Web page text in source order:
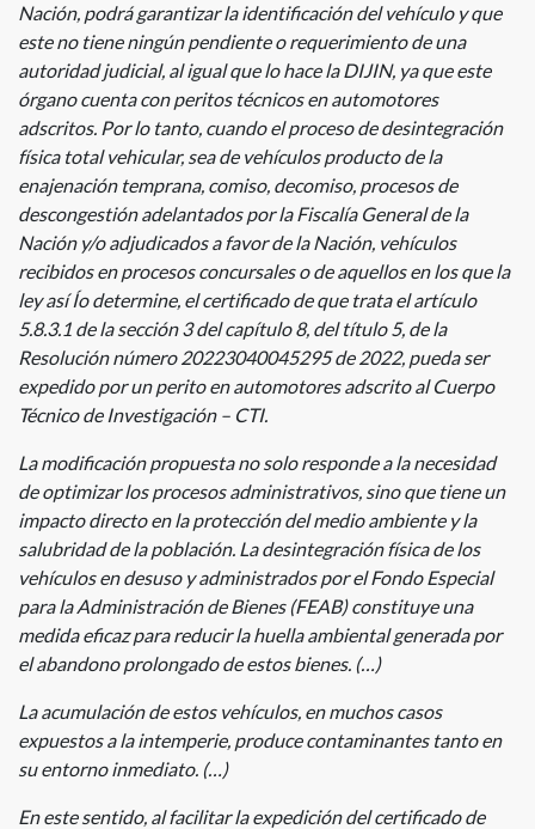
Nación, podrá garantizar la identificación del vehículo y que
este no tiene ningún pendiente o requerimiento de una
autoridad judicial, al igual que lo hace la DIJIN, ya que este
órgano cuenta con peritos técnicos en automotores
adscritos. Por lo tanto, cuando el proceso de desintegración
física total vehicular, sea de vehículos producto de la
enajenación temprana, comiso, decomiso, procesos de
descongestión adelantados por la Fiscalía General de la
Nación y/o adjudicados a favor de la Nación, vehículos
recibidos en procesos concursales o de aquellos en los que la
ley así Ío determine, el certificado de que trata el artículo
5.8.3.1 de la sección 3 del capítulo 8, del título 5, de la
Resolución número 20223040045295 de 2022, pueda ser
expedido por un perito en automotores adscrito al Cuerpo
Técnico de Investigación – CTI.
La modificación propuesta no solo responde a la necesidad
de optimizar los procesos administrativos, sino que tiene un
impacto directo en la protección del medio ambiente y la
salubridad de la población. La desintegración física de los
vehículos en desuso y administrados por el Fondo Especial
para la Administración de Bienes (FEAB) constituye una
medida eficaz para reducir la huella ambiental generada por
el abandono prolongado de estos bienes. (…)
La acumulación de estos vehículos, en muchos casos
expuestos a la intemperie, produce contaminantes tanto en
su entorno inmediato. (…)
En este sentido, al facilitar la expedición del certificado de